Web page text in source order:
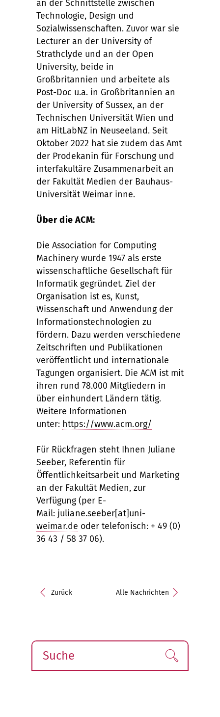
an der Schnittstelle zwischen
Technologie, Design und
Sozialwissenschaften. Zuvor war sie
Lecturer an der University of
Strathclyde und an der Open
University, beide in
Großbritannien und arbeitete als
Post-Doc u.a. in Großbritannien an
der University of Sussex, an der
Technischen Universität Wien und
am HitLabNZ in Neuseeland. Seit
Oktober 2022 hat sie zudem das Amt
der Prodekanin für Forschung und
interfakultäre Zusammenarbeit an
der Fakultät Medien der Bauhaus-
Universität Weimar inne.
Über die ACM:
Die Association for Computing
Machinery wurde 1947 als erste
wissenschaftliche Gesellschaft für
Informatik gegründet. Ziel der
Organisation ist es, Kunst,
Wissenschaft und Anwendung der
Informationstechnologien zu
fördern. Dazu werden verschiedene
Zeitschriften und Publikationen
veröffentlicht und internationale
Tagungen organisiert. Die ACM ist mit
ihren rund 78.000 Mitgliedern in
über einhundert Ländern tätig.
Weitere Informationen
unter: https://www.acm.org/
Für Rückfragen steht Ihnen Juliane
Seeber, Referentin für
Öffentlichkeitsarbeit und Marketing
an der Fakultät Medien, zur
Verfügung (per E-
Mail: juliane.seeber[at]uni-
weimar.de oder telefonisch: + 49 (0)
36 43 / 58 37 06).
Zurück Alle Nachrichten
Suche Finden!